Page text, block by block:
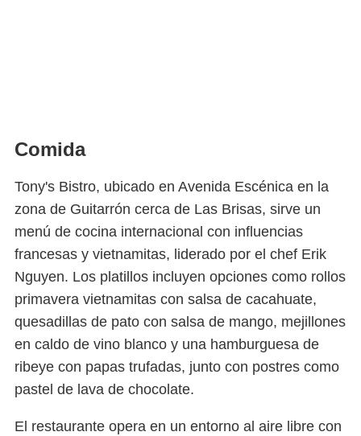
Comida
Tony's Bistro, ubicado en Avenida Escénica en la
zona de Guitarrón cerca de Las Brisas, sirve un
menú de cocina internacional con influencias
francesas y vietnamitas, liderado por el chef Erik
Nguyen. Los platillos incluyen opciones como rollos
primavera vietnamitas con salsa de cacahuate,
quesadillas de pato con salsa de mango, mejillones
en caldo de vino blanco y una hamburguesa de
ribeye con papas trufadas, junto con postres como
pastel de lava de chocolate.
El restaurante opera en un entorno al aire libre con